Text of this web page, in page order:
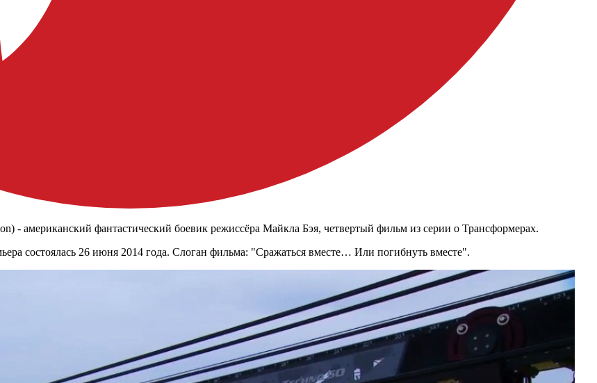
- американский фантастический боевик режиссёра Майкла Бэя, четвертый фильм из серии о Трансформерах.
состоялась 26 июня 2014 года. Слоган фильма: "Сражаться вместе… Или погибнуть вместе".